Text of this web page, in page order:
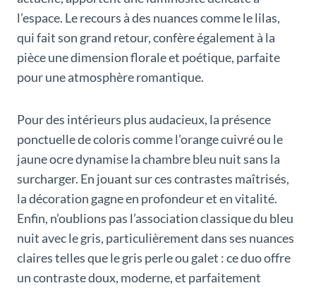
l’espace. Le recours à des nuances comme le lilas,
qui fait son grand retour, confère également à la
pièce une dimension florale et poétique, parfaite
pour une atmosphère romantique.
Pour des intérieurs plus audacieux, la présence
ponctuelle de coloris comme l’orange cuivré ou le
jaune ocre dynamise la chambre bleu nuit sans la
surcharger. En jouant sur ces contrastes maîtrisés,
la décoration gagne en profondeur et en vitalité.
Enfin, n’oublions pas l’association classique du bleu
nuit avec le gris, particulièrement dans ses nuances
claires telles que le gris perle ou galet : ce duo offre
un contraste doux, moderne, et parfaitement